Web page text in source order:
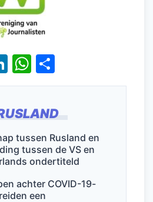
tussen Rusland en
tussen de VS en
ondertiteld
achter COVID-19-
een
Li
n
e
dI
n
W
h
s
A
p
p
el
n